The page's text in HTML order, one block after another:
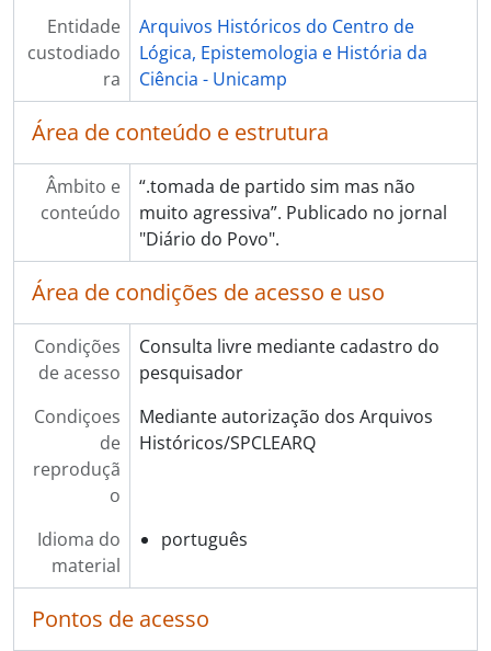
Entidade
custodiado
ra
Arquivos Históricos do Centro de
Lógica, Epistemologia e História da
Ciência - Unicamp
Área de conteúdo e estrutura
Âmbito e
conteúdo
“.tomada de partido sim mas não
muito agressiva”. Publicado no jornal
"Diário do Povo".
Área de condições de acesso e uso
Condições
de acesso
Consulta livre mediante cadastro do
pesquisador
Condiçoes
de
reproduçã
o
Mediante autorização dos Arquivos
Históricos/SPCLEARQ
Idioma do
material
português
Pontos de acesso